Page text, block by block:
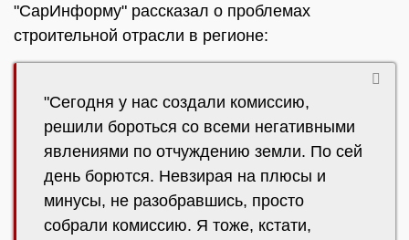
"СарИнформу" рассказал о проблемах
строительной отрасли в регионе:
"Сегодня у нас создали комиссию,
решили бороться со всеми негативными
явлениями по отчуждению земли. По сей
день борются. Невзирая на плюсы и
минусы, не разобравшись, просто
собрали комиссию. Я тоже, кстати,